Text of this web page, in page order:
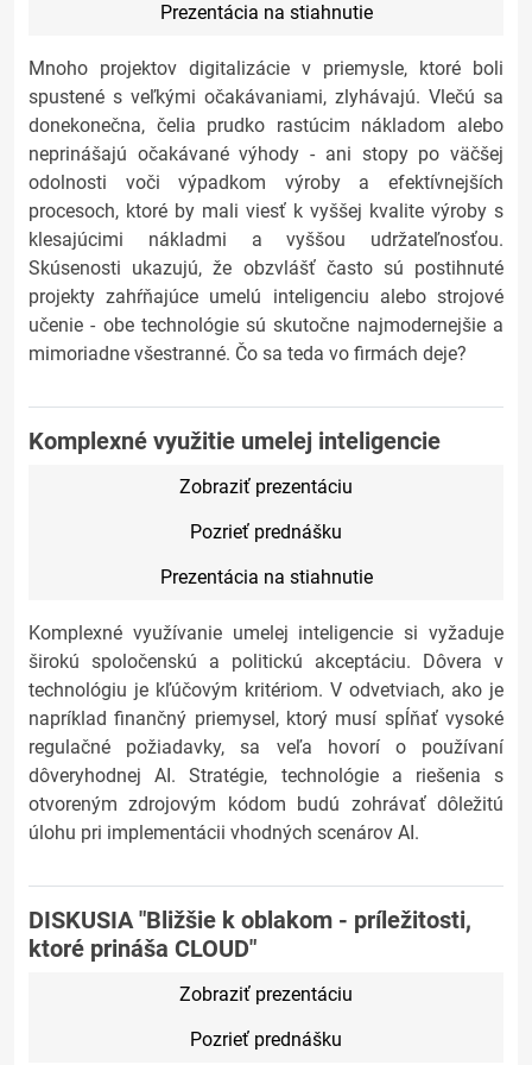
Prezentácia na stiahnutie
Mnoho projektov digitalizácie v priemysle, ktoré boli
spustené s veľkými očakávaniami, zlyhávajú. Vlečú sa
donekonečna, čelia prudko rastúcim nákladom alebo
neprinášajú očakávané výhody - ani stopy po väčšej
odolnosti voči výpadkom výroby a efektívnejších
procesoch, ktoré by mali viesť k vyššej kvalite výroby s
klesajúcimi nákladmi a vyššou udržateľnosťou.
Skúsenosti ukazujú, že obzvlášť často sú postihnuté
projekty zahŕňajúce umelú inteligenciu alebo strojové
učenie - obe technológie sú skutočne najmodernejšie a
mimoriadne všestranné. Čo sa teda vo firmách deje?
Komplexné využitie umelej inteligencie
Zobraziť prezentáciu
Pozrieť prednášku
Prezentácia na stiahnutie
Komplexné využívanie umelej inteligencie si vyžaduje
širokú spoločenskú a politickú akceptáciu. Dôvera v
technológiu je kľúčovým kritériom. V odvetviach, ako je
napríklad finančný priemysel, ktorý musí spĺňať vysoké
regulačné požiadavky, sa veľa hovorí o používaní
dôveryhodnej AI. Stratégie, technológie a riešenia s
otvoreným zdrojovým kódom budú zohrávať dôležitú
úlohu pri implementácii vhodných scenárov AI.
DISKUSIA "Bližšie k oblakom - príležitosti,
ktoré prináša CLOUD"
Zobraziť prezentáciu
Pozrieť prednášku